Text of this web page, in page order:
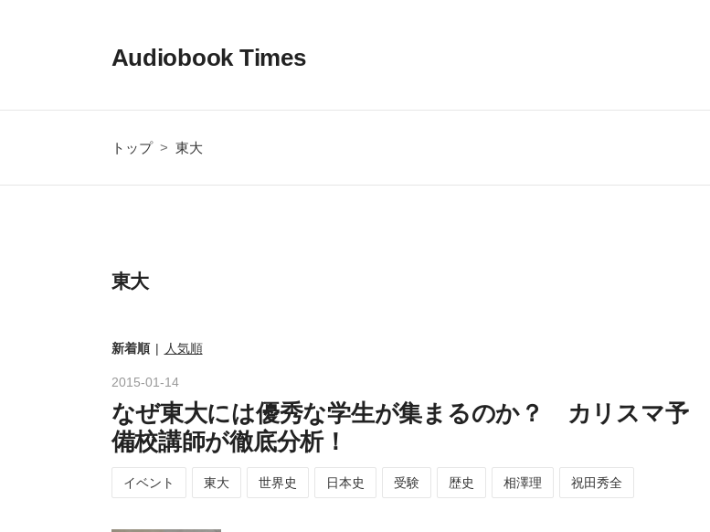
Audiobook Times
トップ > 東大
東大
新着順 人気順
2015-01-14
なぜ東大には優秀な学生が集まるのか？ カリスマ予
備校講師が徹底分析！
イベント 東大 世界史 日本史 受験 歴史 相澤理 祝田秀全